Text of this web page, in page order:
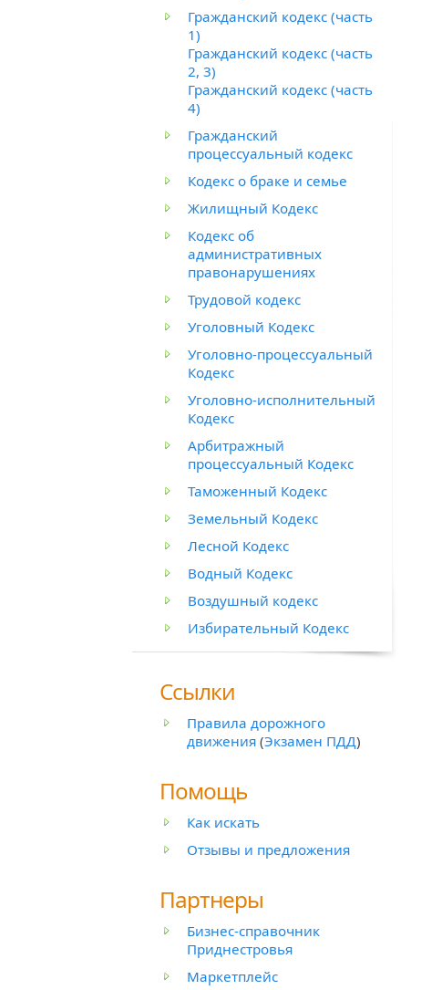
Гражданский кодекс (часть
1)
Гражданский кодекс (часть
2, 3)
Гражданский кодекс (часть
4)
Гражданский
процессуальный кодекс
Кодекс о браке и семье
Жилищный Кодекс
Кодекс об
административных
правонарушениях
Трудовой кодекс
Уголовный Кодекс
Уголовно-процессуальный
Кодекс
Уголовно-исполнительный
Кодекс
Арбитражный
процессуальный Кодекс
Таможенный Кодекс
Земельный Кодекс
Лесной Кодекс
Водный Кодекс
Воздушный кодекс
Избирательный Кодекс
Ссылки
Правила дорожного
движения (Экзамен ПДД)
Помощь
Как искать
Отзывы и предложения
Партнеры
Бизнес-справочник
Приднестровья
Маркетплейс